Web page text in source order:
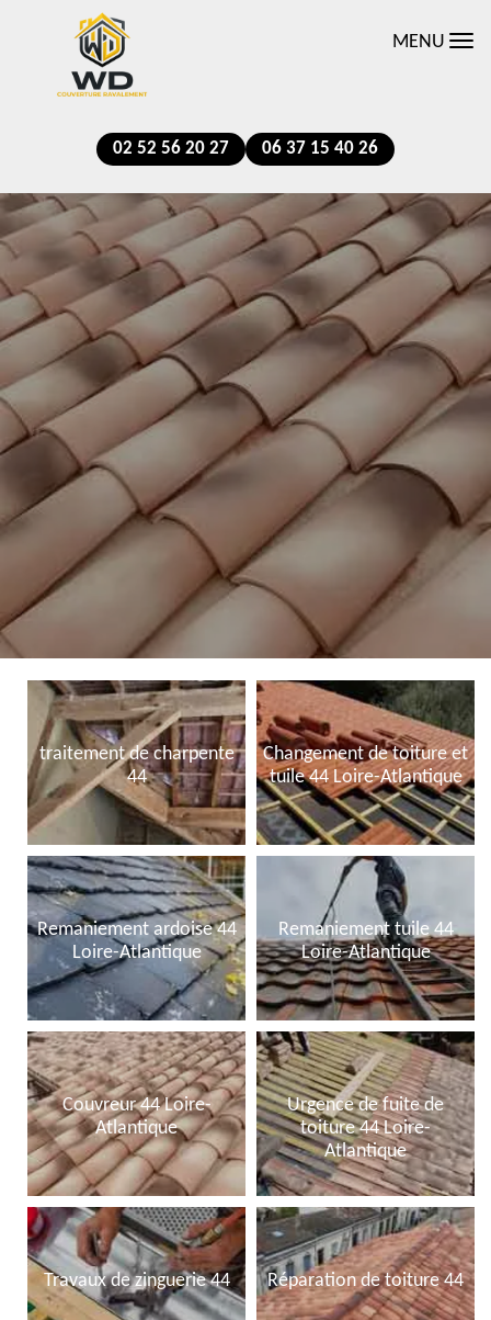
MENU
02 52 56 20 27 06 37 15 40 26
traitement de charpente
44
Changement de toiture et
tuile 44 Loire-Atlantique
Remaniement ardoise 44
Loire-Atlantique
Remaniement tuile 44
Loire-Atlantique
Couvreur 44 Loire-
Atlantique
Urgence de fuite de
toiture 44 Loire-
Atlantique
Travaux de zinguerie 44 Réparation de toiture 44